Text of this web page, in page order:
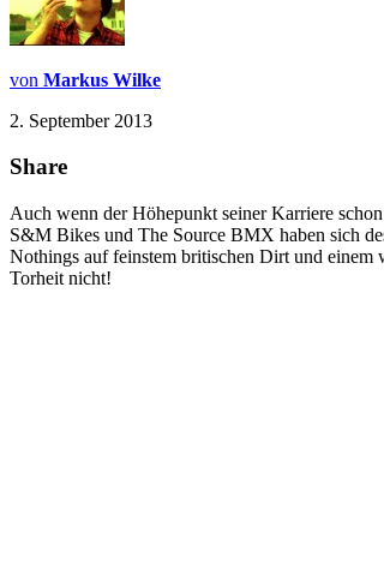
von Markus Wilke
2. September 2013
Share
Auch wenn der Höhepunkt seiner Karriere
S&M Bikes und The Source BMX haben sich
Nothings auf feinstem britischen Dirt und
Torheit nicht!